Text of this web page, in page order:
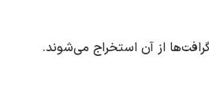
از آن استخراج می‌شوند.